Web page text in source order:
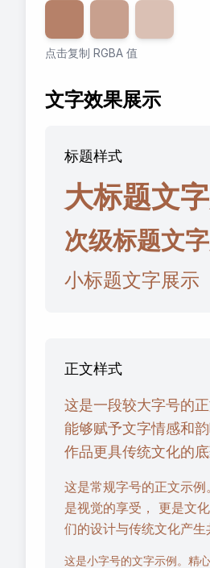
透明度 80
透明度 60
透明度
点击复制 RGBA 值
文字效果展示
标题样式
大标题文
次级标题文
小标题文字展示
正文样式
这是一段较大字号的
能够赋予文字情感和
作品更具传统文化的底
这是常规字号的正文示例
是视觉的享受， 更是文
们的设计与传统文化产生
这是小字号的文字示例。精